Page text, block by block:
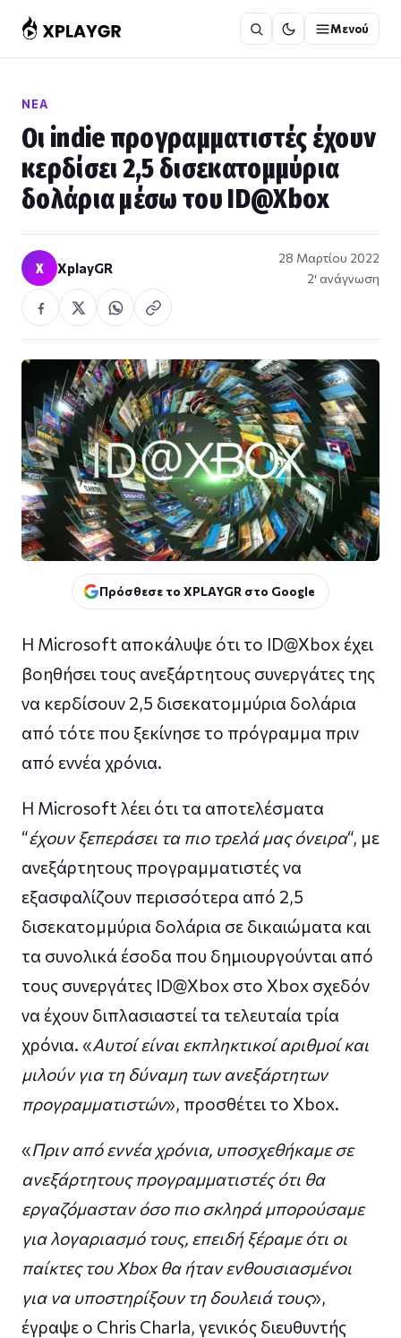
στο
περιεχόμενο
Μενού
ΝΈΑ
Οι indie προγραμματιστές έχουν
κερδίσει 2,5 δισεκατομμύρια
δολάρια μέσω του ID@Xbox
X XplayGR
28 Μαρτίου 2022
2′ ανάγνωση
Πρόσθεσε το XPLAYGR στο Google
Η Microsoft αποκάλυψε ότι το ID@Xbox έχει
βοηθήσει τους ανεξάρτητους συνεργάτες της
να κερδίσουν 2,5 δισεκατομμύρια δολάρια
από τότε που ξεκίνησε το πρόγραμμα πριν
από εννέα χρόνια.
Η Microsoft λέει ότι τα αποτελέσματα
“έχουν ξεπεράσει τα πιο τρελά μας όνειρα“, με
ανεξάρτητους προγραμματιστές να
εξασφαλίζουν περισσότερα από 2,5
δισεκατομμύρια δολάρια σε δικαιώματα και
τα συνολικά έσοδα που δημιουργούνται από
τους συνεργάτες ID@Xbox στο Xbox σχεδόν
να έχουν διπλασιαστεί τα τελευταία τρία
χρόνια. «Αυτοί είναι εκπληκτικοί αριθμοί και
μιλούν για τη δύναμη των ανεξάρτητων
προγραμματιστών», προσθέτει το Xbox.
«Πριν από εννέα χρόνια, υποσχεθήκαμε σε
ανεξάρτητους προγραμματιστές ότι θα
εργαζόμασταν όσο πιο σκληρά μπορούσαμε
για λογαριασμό τους, επειδή ξέραμε ότι οι
παίκτες του Xbox θα ήταν ενθουσιασμένοι
για να υποστηρίξουν τη δουλειά τους»,
έγραψε ο Chris Charla, γενικός διευθυντής